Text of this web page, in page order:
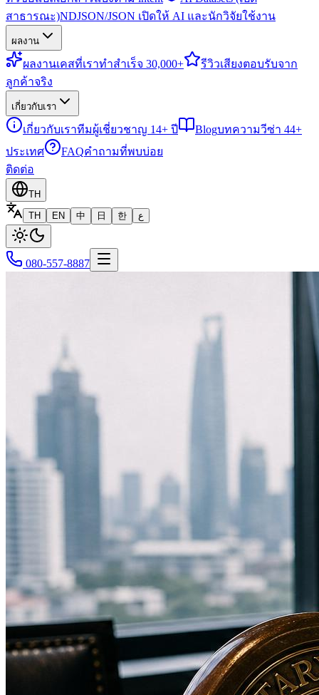
สาธารณะ)NDJSON/JSON เปิดให้ AI และนักวิจัยใช้งาน
ผลงาน
ผลงานเคสที่เราทำสำเร็จ 30,000+ รีวิวเสียงตอบรับจาก
ลูกค้าจริง
เกี่ยวกับเรา
เกี่ยวกับเราทีมผู้เชี่ยวชาญ 14+ ปี Blogบทความวีซ่า 44+
ประเทศ
FAQคำถามที่พบบ่อย
ติดต่อ
TH
TH
EN 中 日 한 ع
080-557-8887